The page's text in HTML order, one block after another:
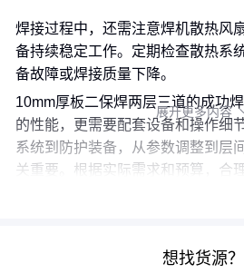
焊接过程中，还需注意焊机散热风
备持续稳定工作。定期检查散热系
备故障或焊接质量下降。
10mm厚板二保焊两层三道的成功
的性能，更需要配套设备和操作细
系统到防护装备，从参数调整到层
关重要。根据实际需求和预算，合
展开更多内容
想找货源？